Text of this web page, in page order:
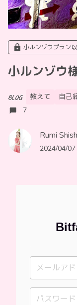
小ルンゾウプラン
小ルンゾウ
BLOG 教えて 自己
7
Rumi
2024/04/07